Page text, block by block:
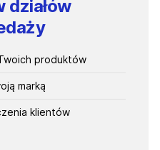
działów
produktów
marką
klientów